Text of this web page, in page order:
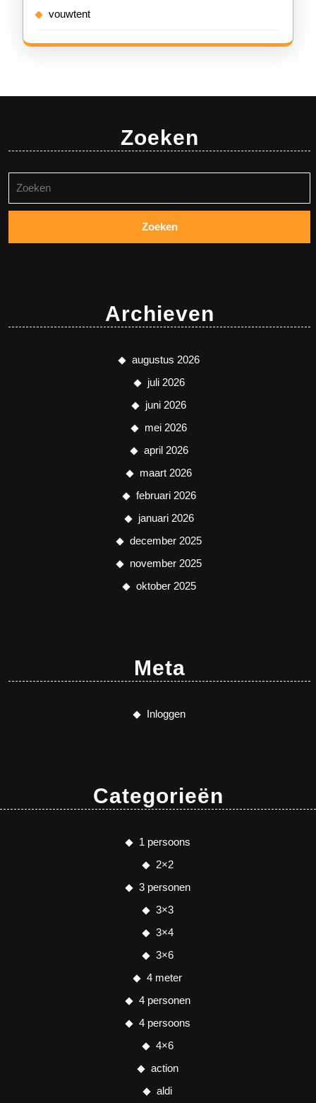
vouwtent
Zoeken
naar:
Archieven
augustus 2026
juli 2026
juni 2026
mei 2026
april 2026
maart 2026
februari 2026
januari 2026
december 2025
november 2025
oktober 2025
Meta
Inloggen
Categorieën
1 persoons
2×2
3 personen
3×3
3×4
3×6
4 meter
4 personen
4 persoons
4×6
action
aldi